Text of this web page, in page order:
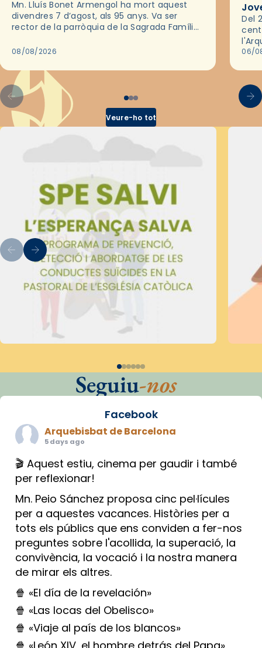
Mn. Lluís Bonet Armengol ha mort aquest
divendres 7 d’agost, als 95 anys. Va ser
rector de la parròquia de la Sagrada Família
2018,…
08/08/2026
Del
les
06/
Veure-ho tot
Seguiu-nos
Facebook
Arquebisbat de Barcelona
5 days ago
🎬 Aquest estiu, cinema per gaudir i també
per reflexionar!
Mn. Peio Sánchez proposa cinc pel·lícules
per a aquestes vacances. Històries per a
tots els públics que ens conviden a fer-nos
preguntes sobre l'acollida, la superació, la
convivència, la vocació i la nostra manera
de mirar els altres.
🍿 «El día de la revelación»
🍿 «Las locas del Obelisco»
🍿 «Viaje al país de los blancos»